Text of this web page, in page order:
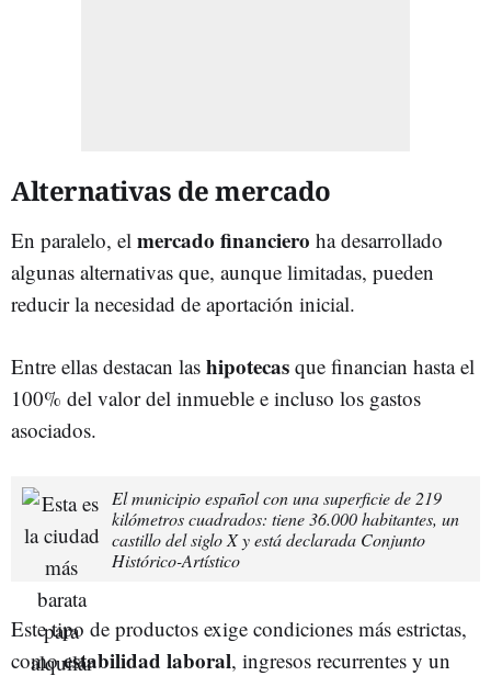
Alternativas de mercado
En paralelo, el mercado financiero ha desarrollado
algunas alternativas que, aunque limitadas, pueden
reducir la necesidad de aportación inicial.
Entre ellas destacan las hipotecas que financian hasta el
100% del valor del inmueble e incluso los gastos
asociados.
El municipio español con una superficie de 219
kilómetros cuadrados: tiene 36.000 habitantes, un
castillo del siglo X y está declarada Conjunto
Histórico-Artístico
Este tipo de productos exige condiciones más estrictas,
comoestabilidad laboral, ingresos recurrentes y un